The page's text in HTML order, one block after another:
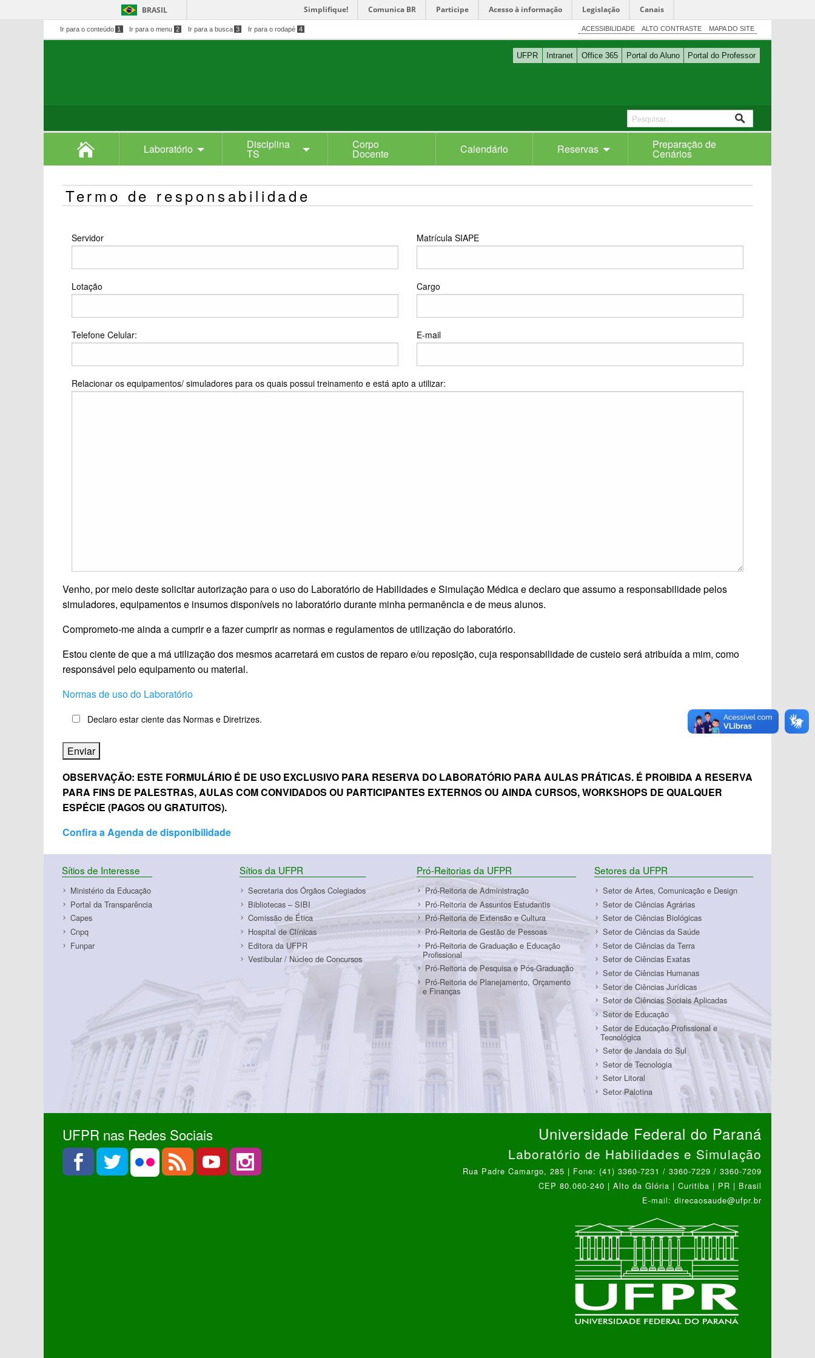
BRASIL Simplifique! Comunica BR Participe Acesso à informação Legislação Canais
Ir para o conteúdo 1 Ir para o menu 2 Ir para a busca 3 Ir para o rodapé 4 ACESSIBILIDADE ALTO CONTRASTE MAPA DO SITE
UFPR Intranet Office 365 Portal do Aluno Portal do Professor
Laboratório Disciplina
TS
Corpo
Docente Calendário Reservas Preparação de
Cenários
Termo de responsabilidade
Servidor Matrícula SIAPE
Lotação Cargo
Telefone Celular: E-mail
Relacionar os equipamentos/ simuladores para os quais possui treinamento e está apto a utilizar:
Venho, por meio deste solicitar autorização para o uso do Laboratório de Habilidades e Simulação Médica e declaro que assumo a responsabilidade pelos
simuladores, equipamentos e insumos disponíveis no laboratório durante minha permanência e de meus alunos.
Comprometo-me ainda a cumprir e a fazer cumprir as normas e regulamentos de utilização do laboratório.
Estou ciente de que a má utilização dos mesmos acarretará em custos de reparo e/ou reposição, cuja responsabilidade de custeio será atribuída a mim, como
responsável pelo equipamento ou material.
Normas de uso do Laboratório
Declaro estar ciente das Normas e Diretrizes.
OBSERVAÇÃO: ESTE FORMULÁRIO É DE USO EXCLUSIVO PARA RESERVA DO LABORATÓRIO PARA AULAS PRÁTICAS. É PROIBIDA A RESERVA
PARA FINS DE PALESTRAS, AULAS COM CONVIDADOS OU PARTICIPANTES EXTERNOS OU AINDA CURSOS, WORKSHOPS DE QUALQUER
ESPÉCIE (PAGOS OU GRATUITOS).
Confira a Agenda de disponibilidade
Sítios de Interesse
Ministério da Educação
Portal da Transparência
Capes
Cnpq
Funpar
Sítios da UFPR
Secretaria dos Órgãos Colegiados
Bibliotecas – SIBI
Comissão de Ética
Hospital de Clínicas
Editora da UFPR
Vestibular / Núcleo de Concursos
Pró-Reitorias da UFPR
Pró-Reitoria de Administração
Pró-Reitoria de Assuntos Estudantis
Pró-Reitoria de Extensão e Cultura
Pró-Reitoria de Gestão de Pessoas
Pró-Reitoria de Graduação e Educação
Profissional
Pró-Reitoria de Pesquisa e Pós-Graduação
Pró-Reitoria de Planejamento, Orçamento
e Finanças
Setores da UFPR
Setor de Artes, Comunicação e Design
Setor de Ciências Agrárias
Setor de Ciências Biológicas
Setor de Ciências da Saúde
Setor de Ciências da Terra
Setor de Ciências Exatas
Setor de Ciências Humanas
Setor de Ciências Jurídicas
Setor de Ciências Sociais Aplicadas
Setor de Educação
Setor de Educação Profissional e
Tecnológica
Setor de Jandaia do Sul
Setor de Tecnologia
Setor Litoral
Setor Palotina
UFPR nas Redes Sociais Universidade Federal do Paraná
Laboratório de Habilidades e Simulação
Rua Padre Camargo, 285 | Fone: (41) 3360-7231 / 3360-7229 / 3360-7209
CEP 80.060-240 | Alto da Glória | Curitiba | PR | Brasil
E-mail: direcaosaude@ufpr.br